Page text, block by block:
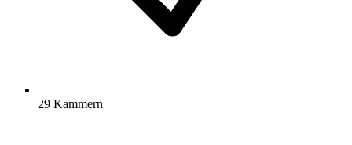
29 Kammern